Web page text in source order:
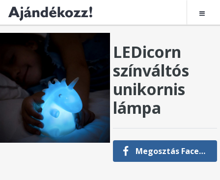
LEDicorn
színváltós
unikornis
lámpa
Megosztás Facebookon